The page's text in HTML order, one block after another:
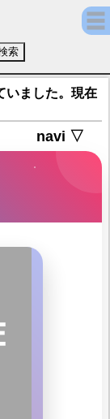
いました。現在
navi ▽